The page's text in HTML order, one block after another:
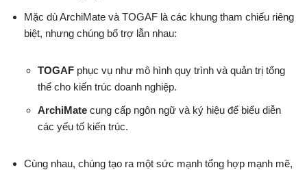
Mặc dù ArchiMate và TOGAF là các khung tham chiếu riêng
biệt, nhưng chúng bổ trợ lẫn nhau:
TOGAF phục vụ như mô hình quy trình và quản trị tổng
thể cho kiến trúc doanh nghiệp.
ArchiMate cung cấp ngôn ngữ và ký hiệu để biểu diễn
các yếu tố kiến trúc.
Cùng nhau, chúng tạo ra một sức mạnh tổng hợp mạnh mẽ,